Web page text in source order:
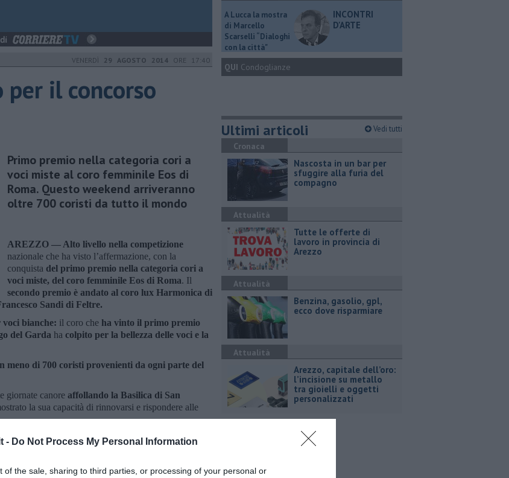
- Do Not Process My Personal Information
of the sale, sharing to third parties, or processing of your personal or
VENERDÌ 29 AGOSTO 2014 ORE 17:40
per il concorso
Primo premio nella categoria cori a
voci miste al coro femminile Eos di
Roma. Questo weekend arriveranno
oltre 700 coristi da tutto il mondo
AREZZO — Alto livello nella competizione
nazionale che ha visto l’affermazione, con la
conquista del primo premio nella categoria cori a
voci miste, del coro femminile Eos di Roma. Il
secondo premio è andato al coro lux Harmonica di
Sandi di Feltre.
voci bianche: il coro che ha vinto il primo premio
del Garda ha colpito per la bellezza delle voci e la
meno di 700 coristi provenienti da ogni parte del
giornate canore affollando la Basilica di San
la sua capacità di rinnovarsi e rispondere alle
mattina, alle 12 nella sala del Consiglio,i
A Lucca la mostra
di Marcello
Scarselli “Dialoghi
con la città"
INCONTRI
D'ARTE
QUI Condoglianze
Ultimi articoli Vedi tutti
Cronaca
Nascosta in un bar per
sfuggire alla furia del
compagno
Attualità
​Tutte le offerte di
lavoro in provincia di
Arezzo
Attualità
​Benzina, gasolio, gpl,
ecco dove risparmiare
Attualità
Arezzo, capitale dell’oro:
l’incisione su metallo
tra gioielli e oggetti
personalizzati